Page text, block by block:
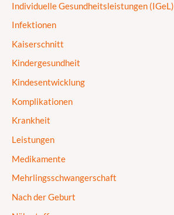
Individuelle Gesundheitsleistungen (IGeL)
Infektionen
Kaiserschnitt
Kindergesundheit
Kindesentwicklung
Komplikationen
Krankheit
Leistungen
Medikamente
Mehrlingsschwangerschaft
Nach der Geburt